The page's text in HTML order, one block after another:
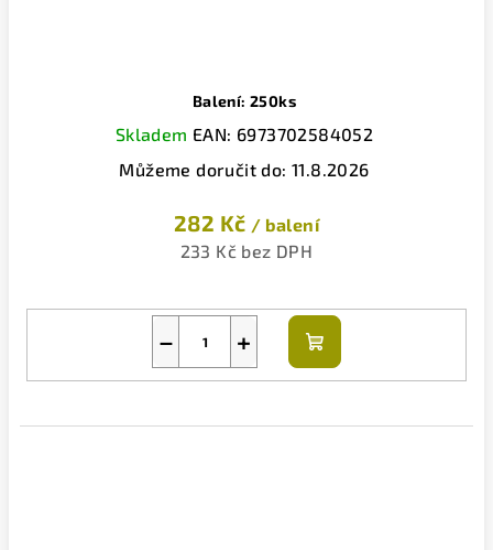
Balení: 250ks
Skladem EAN: 6973702584052
Můžeme doručit do: 11.8.2026
282 Kč / balení
233 Kč bez DPH
+
−
Do
košíku